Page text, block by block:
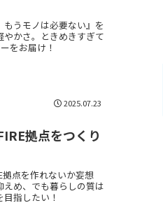
うモノは必要ない』を
かさ。ときめきすぎて
をお届け！
2025.07.23
拠点をつくり
点を作れないか妄想
め、でも暮らしの質は
指したい！